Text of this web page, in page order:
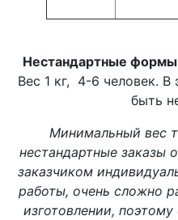
Нестандартные
Вес 1 кг, 4-6 человек. В
быть
Минимальный вес
нестандартные заказы
заказчиком
работы, очень сложно
изготовлении,